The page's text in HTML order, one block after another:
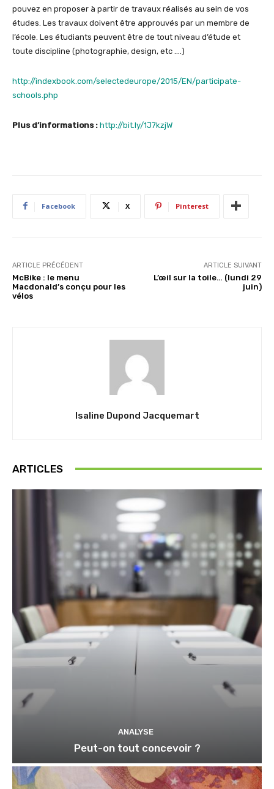
pouvez en proposer à partir de travaux réalisés au sein de vos
études. Les travaux doivent être approuvés par un membre de
l’école. Les étudiants peuvent être de tout niveau d’étude et
toute discipline (photographie, design, etc ….)
http://indexbook.com/selectedeurope/2015/EN/participate-
schools.php
Plus d’informations : http://bit.ly/1J7kzjW
Facebook X Pinterest
ARTICLE PRÉCÉDENT
McBike : le menu
Macdonald’s conçu pour les
vélos
ARTICLE SUIVANT
L’œil sur la toile… (lundi 29
juin)
Isaline Dupond Jacquemart
ARTICLES
ANALYSE
Peut-on tout concevoir ?